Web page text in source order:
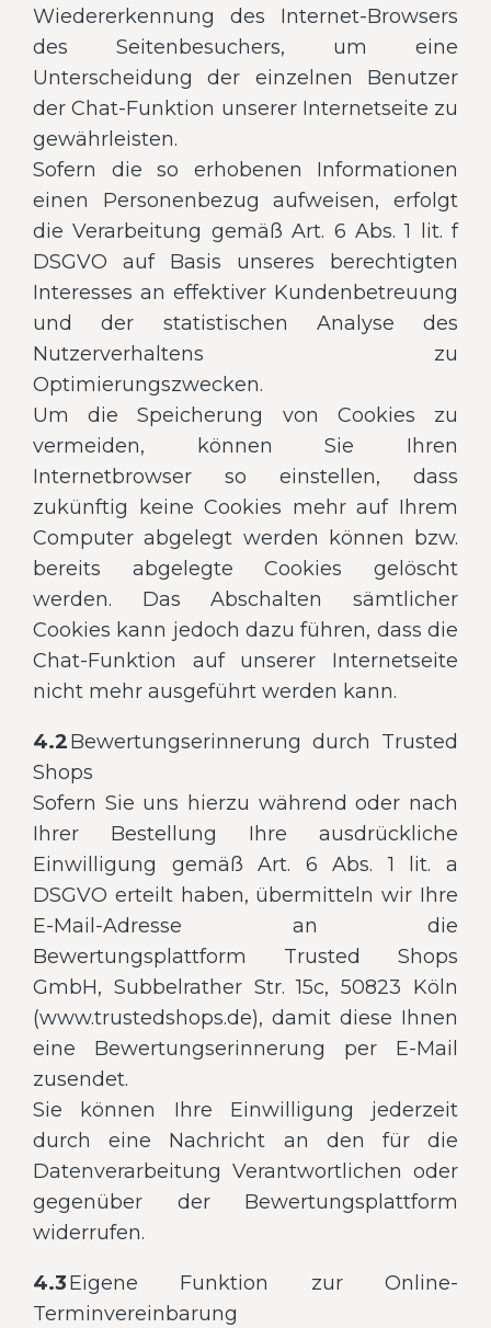
Wiedererkennung des Internet-Browsers
des Seitenbesuchers, um eine
Unterscheidung der einzelnen Benutzer
der Chat-Funktion unserer Internetseite zu
gewährleisten.
Sofern die so erhobenen Informationen
einen Personenbezug aufweisen, erfolgt
die Verarbeitung gemäß Art. 6 Abs. 1 lit. f
DSGVO auf Basis unseres berechtigten
Interesses an effektiver Kundenbetreuung
und der statistischen Analyse des
Nutzerverhaltens zu
Optimierungszwecken.
Um die Speicherung von Cookies zu
vermeiden, können Sie Ihren
Internetbrowser so einstellen, dass
zukünftig keine Cookies mehr auf Ihrem
Computer abgelegt werden können bzw.
bereits abgelegte Cookies gelöscht
werden. Das Abschalten sämtlicher
Cookies kann jedoch dazu führen, dass die
Chat-Funktion auf unserer Internetseite
nicht mehr ausgeführt werden kann.
4.2Bewertungserinnerung durch Trusted
Shops
Sofern Sie uns hierzu während oder nach
Ihrer Bestellung Ihre ausdrückliche
Einwilligung gemäß Art. 6 Abs. 1 lit. a
DSGVO erteilt haben, übermitteln wir Ihre
E-Mail-Adresse an die
Bewertungsplattform Trusted Shops
GmbH, Subbelrather Str. 15c, 50823 Köln
(www.trustedshops.de), damit diese Ihnen
eine Bewertungserinnerung per E-Mail
zusendet.
Sie können Ihre Einwilligung jederzeit
durch eine Nachricht an den für die
Datenverarbeitung Verantwortlichen oder
gegenüber der Bewertungsplattform
widerrufen.
4.3Eigene Funktion zur Online-
Terminvereinbarung